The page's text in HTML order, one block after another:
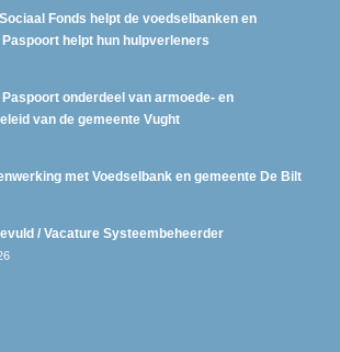
Fonds helpt de voedselbanken en
helpt hun hulpverleners
onderdeel van armoede- en
van de gemeente Vught
met Voedselbank en gemeente De Bilt
/ Vacature Systeembeheerder